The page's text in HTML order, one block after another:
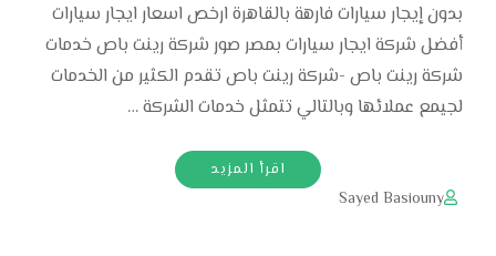
بدون إيجار سيارات فارهة بالقاهرة ارخص اسعار ايجار سيارات
أفضل شركة ايجار سيارات بمصر صور شركة رينت باص خدمات
شركة رينت باص -شركة رينت باص تقدم الكثير من الخدمات
لجيمع عملائها وبالتالي تتمثل خدمات الشركة …
اقرأ المزيد
Sayed Basiouny